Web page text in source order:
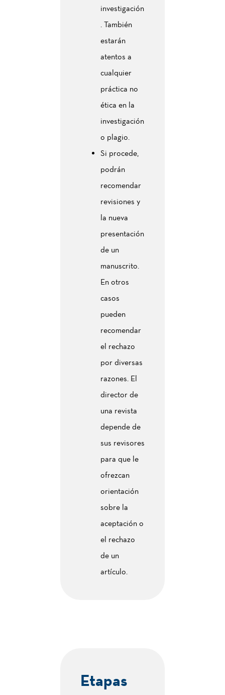
investigación
. También
estarán
atentos a
cualquier
práctica no
ética en la
investigación
o plagio.
Si procede,
podrán
recomendar
revisiones y
la nueva
presentación
de un
manuscrito.
En otros
casos
pueden
recomendar
el rechazo
por diversas
razones. El
director de
una revista
depende de
sus revisores
para que le
ofrezcan
orientación
sobre la
aceptación o
el rechazo
de un
artículo.
Etapas